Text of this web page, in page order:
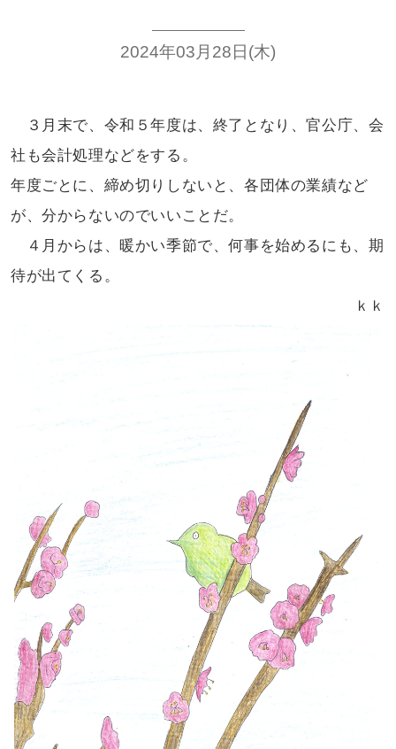
2024年03月28日(木)
３月末で、令和５年度は、終了となり、官公庁、会
社も会計処理などをする。
年度ごとに、締め切りしないと、各団体の業績など
が、分からないのでいいことだ。
４月からは、暖かい季節で、何事を始めるにも、期
待が出てくる。
ｋｋ